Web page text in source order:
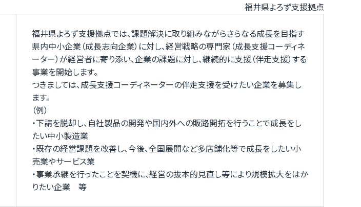
福井県よろず支援拠点
福井県よろず支援拠点では、課題解決に取り組みながらさらなる成長を目指す
県内中小企業（成長志向企業）に対し、経営戦略の専門家（成長支援コーディネ
ーター）が経営者に寄り添い、企業の課題に対し、継続的に支援（伴走支援）する
事業を開始します。
つきましては、成長支援コーディネーターの伴走支援を受けたい企業を募集し
ます。
（例）
・下請を脱却し、自社製品の開発や国内外への販路開拓を行うことで成長をし
たい中小製造業
・既存の経営課題を改善し、今後、全国展開など多店舗化等で成長をしたい小
売業やサービス業
・事業承継を行ったことを契機に、経営の抜本的見直し等により規模拡大をはか
りたい企業 等